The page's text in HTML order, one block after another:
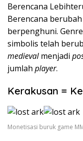
Berencana
Berencana
berpenghuni.
simbolis telah
medievalmenjadi
jumlah player.
Kerakusan =
Monetisasi buruk game